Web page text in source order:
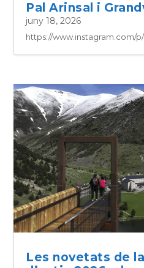
Pal Arinsal i
juny 18, 2026
https://www.instagram.com/
Les novetats de